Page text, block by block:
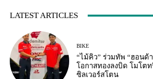
LATEST ARTICLES
BIKE
“ไม้คิว” ร่วมทัพ “ฮอนด้
โอกาสทองลงบิด โมโต
ซิลเวอร์สโตน